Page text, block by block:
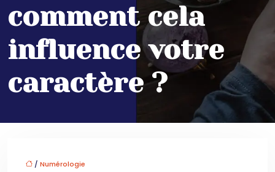
comment cela
influence votre
caractère ?
/ Numérologie